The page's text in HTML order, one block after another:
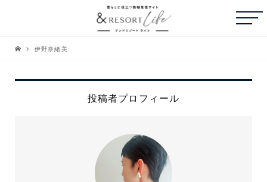
伊野奈緒美
投稿者プロフィール